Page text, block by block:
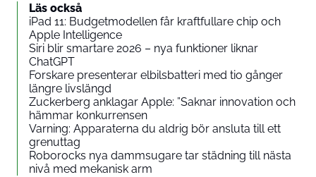
Läs också
iPad 11: Budgetmodellen får kraftfullare chip och
Apple Intelligence
Siri blir smartare 2026 – nya funktioner liknar
ChatGPT
Forskare presenterar elbilsbatteri med tio gånger
längre livslängd
Zuckerberg anklagar Apple: ”Saknar innovation och
hämmar konkurrensen
Varning: Apparaterna du aldrig bör ansluta till ett
grenuttag
Roborocks nya dammsugare tar städning till nästa
nivå med mekanisk arm